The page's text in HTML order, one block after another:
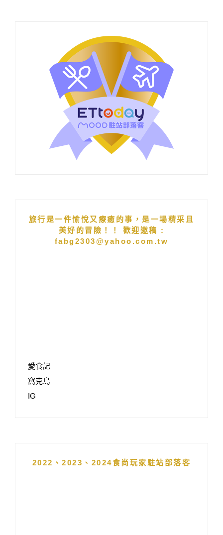
旅行是一件愉悅又療癒的事，是一場精采且
美好的冒險！！ 歡迎邀稿 :
fabg2303@yahoo.com.tw
愛食記
窩克島
IG
2022、2023、2024食尚玩家駐站部落客